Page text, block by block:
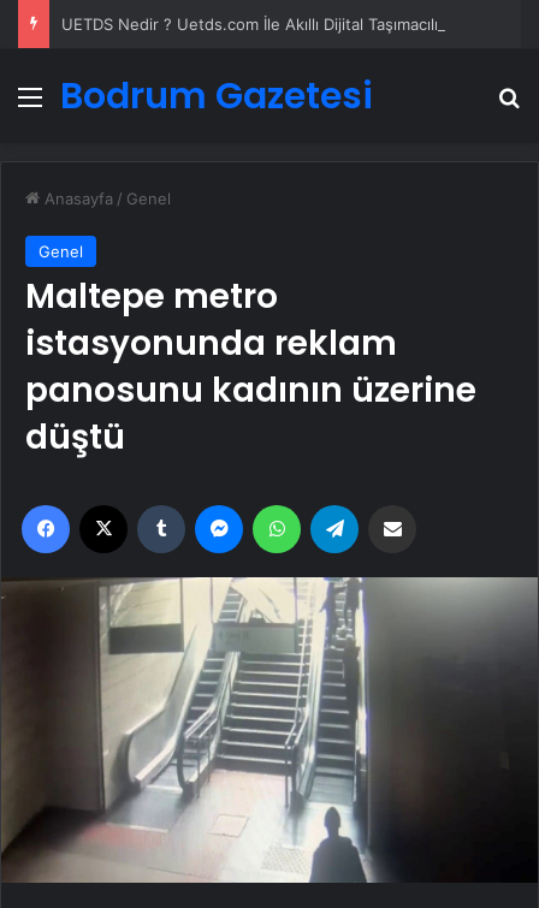
Menü
Bodrum Gazetesi
Anasayfa / Genel
Genel
Maltepe metro
istasyonunda reklam
panosunu kadının üzerine
düştü
Facebook Tumblr MessengerWhatsApp